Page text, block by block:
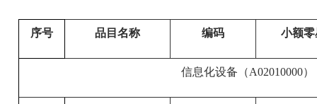
序号 品目名称 编码 小额
信息化设备（A02010000）